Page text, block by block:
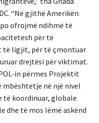
“Në gjithë Amerikën
ofrojmë ndihmë të
për të
të ligjit, për të çmontuar
drejtësi për viktimat.
in përmes Projektit
mbështetje në një nivel
të koordinuar, globale
dhe të mos lëmë askënd